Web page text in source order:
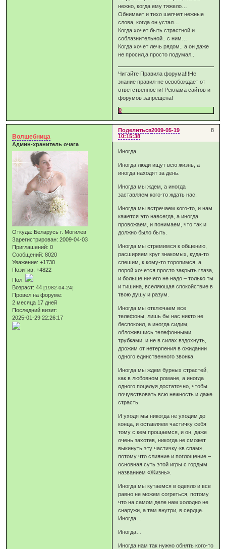
нежно, когда ему тяжело…
Обнимает и тихо шепчет нежные
слова, когда он устал…
Когда хочет быть страстной и
соблазнительной.. с ним…
Когда хочет лечь рядом.. а он даже
не просил,а просто подумал..
Читайте Правила форума!!!Не
знание правил-не освобождает от
ответственности! Реклама сайтов и
форумов запрещена!
0
Поделиться 8
2009-05-19
10:15:38
Волшебница
Админ-хранитель очага
Откуда: Беларусь г. Могилев
Зарегистрирован: 2009-04-03
Приглашений: 0
Сообщений: 8020
Уважение: +1730
Позитив: +4822
Пол:
Возраст: 44[1982-04-24]
Провел на форуме:
2 месяца 17 дней
Последний визит:
2025-01-29 22:26:17
Иногда...
Иногда люди ищут всю жизнь, а
иногда находят за день.
Иногда мы ждем, а иногда
заставляем кого-то ждать нас.
Иногда мы встречаем кого-то, и нам
кажется это навсегда, а иногда
провожаем, и понимаем, что так и
должно было быть.
Иногда мы стремимся к общению,
расширяем круг знакомых, куда-то
спешим, к кому-то торопимся, а
порой хочется просто закрыть глаза,
и больше ничего не надо – только ты
и тишина, вселяющая спокойствие в
твою душу и разум.
Иногда мы отключаем все
телефоны, лишь бы нас никто не
беспокоил, а иногда сидим,
обложившись телефонными
трубками, и не в силах вздохнуть,
дрожим от нетерпения в ожидании
одного единственного звонка.
Иногда мы ждем бурных страстей,
как в любовном романе, а иногда
одного поцелуя достаточно, чтобы
почувствовать всю нежность и даже
страсть.
И уходя мы никогда не уходим до
конца, и оставляем частичку себя
тому с кем прощаемся, и он, даже
очень захотев, никогда не сможет
выкинуть эту частичку «в спам»,
потому что слияние и поглощение –
основная суть этой игры с гордым
названием «Жизнь».
Иногда мы кутаемся в одеяло и все
равно не можем согреться, потому
что на самом деле нам холодно не
снаружи, а там внутри, в сердце.
Иногда…
Иногда…
Иногда нам так нужно обнять кого-то